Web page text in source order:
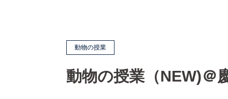
動物の授業
動物の授業（NEW)＠